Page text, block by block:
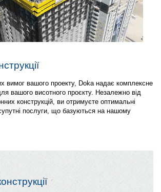
вимог вашого проекту, Doka надає комплексне
вашого висотного проєкту. Незалежно від
конструкцій, ви отримуєте оптимальні
послуги, що базуються на нашому